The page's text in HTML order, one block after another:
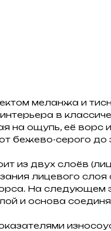
меланжа и
в
на ощупь, её
бежево-серого до
из двух слоёв
лицевого
На следующем
и основа